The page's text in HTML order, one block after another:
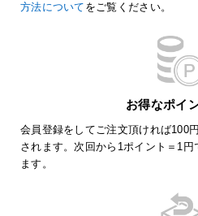
方法について をご覧ください。
お得なポイ
会員登録をしてご注文頂ければ100
されます。次回から1ポイント＝1
ます。